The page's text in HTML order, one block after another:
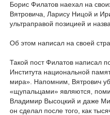
Борис Филатов наехал на
Вятровича, Ларису Ницой и
ультраправой позицией и
Об этом написал на своей
Такой пост Филатов написал
Института национальной
мира». Напомним, Вятрович
«щупальцами» являются,
Владимир Высоцкий и даже
он сделал после того, как